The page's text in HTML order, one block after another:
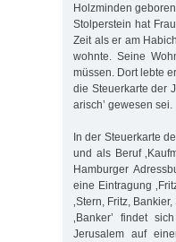
Holzminden
Stolperstein hat
Zeit als er am
wohnte. Seine
müssen. Dort lebte
die Steuerkarte der
arisch’ gewesen sei.
In der Steuerkarte
und als Beruf
Hamburger
eine Eintragung
‚Stern, Fritz,
‚Banker’ findet
Jerusalem auf